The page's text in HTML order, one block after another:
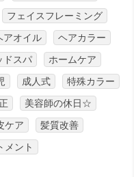
フェイスフレーミング
アオイル
ヘアカラー
ドスパ
ホームケア
成人式
特殊カラー
美容師の休日☆
ケア
髪質改善
メント